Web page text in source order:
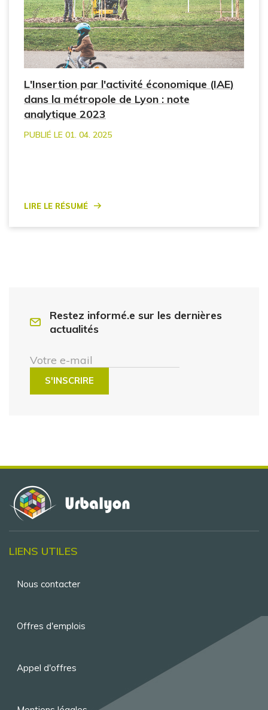
L'Insertion par l'activité économique (IAE)
dans la métropole de Lyon : note
analytique 2023
PUBLIÉ LE 01. 04. 2025
Lire le résumé
Restez informé.e sur les dernières
actualités
Votre e-mail
LIENS UTILES
Menu
de
Nous contacter
Offres d'emplois
Appel d'offres